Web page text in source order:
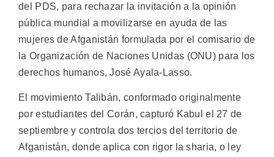
del PDS, para rechazar la invitación a la opinión
pública mundial a movilizarse en ayuda de las
mujeres de Afganistán formulada por el comisario de
la Organización de Naciones Unidas (ONU) para los
derechos humanos, José Ayala-Lasso.
El movimiento Talibán, conformado originalmente
por estudiantes del Corán, capturó Kabul el 27 de
septiembre y controla dos tercios del territorio de
Afganistán, donde aplica con rigor la sharia, o ley